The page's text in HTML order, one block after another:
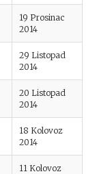
19 Prosinac
2014
29 Listopad
2014
20 Listopad
2014
18 Kolovoz
2014
11 Kolovoz